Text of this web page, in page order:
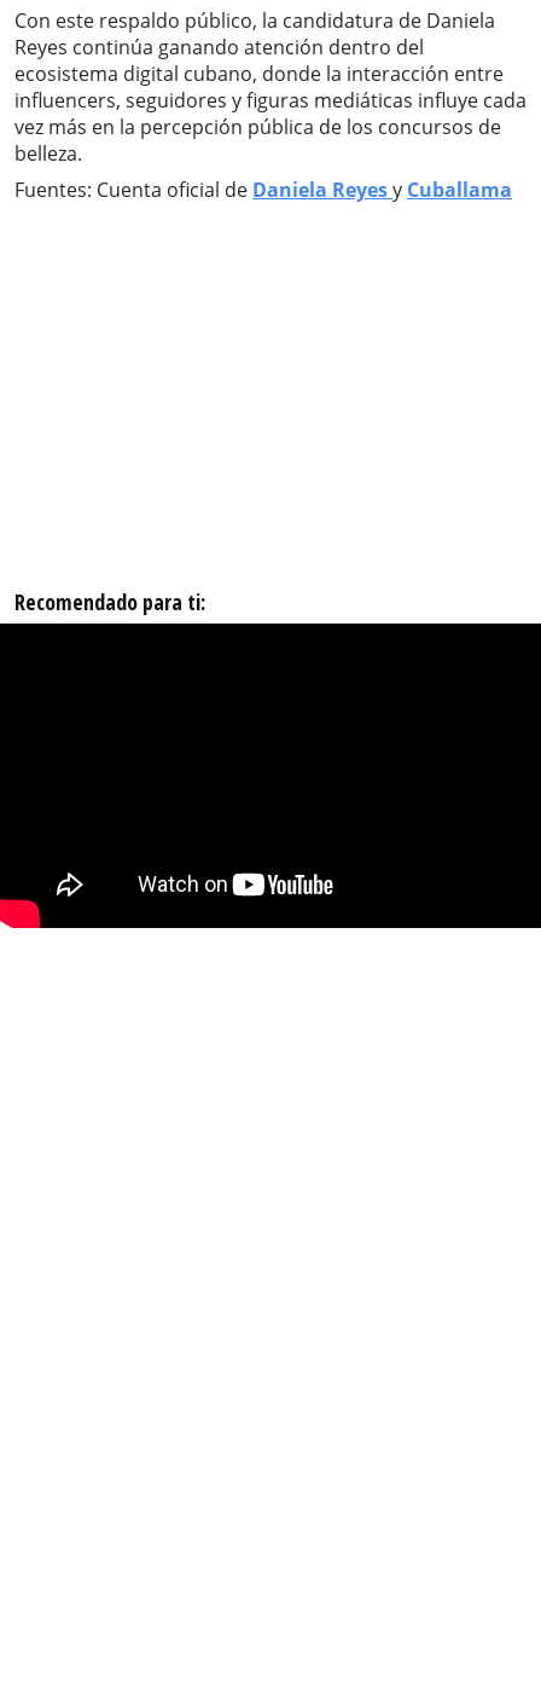
Con este respaldo público, la candidatura de Daniela
Reyes continúa ganando atención dentro del
ecosistema digital cubano, donde la interacción entre
influencers, seguidores y figuras mediáticas influye cada
vez más en la percepción pública de los concursos de
belleza.
Fuentes: Cuenta oficial de Daniela Reyesy Cuballama
Recomendado para ti: